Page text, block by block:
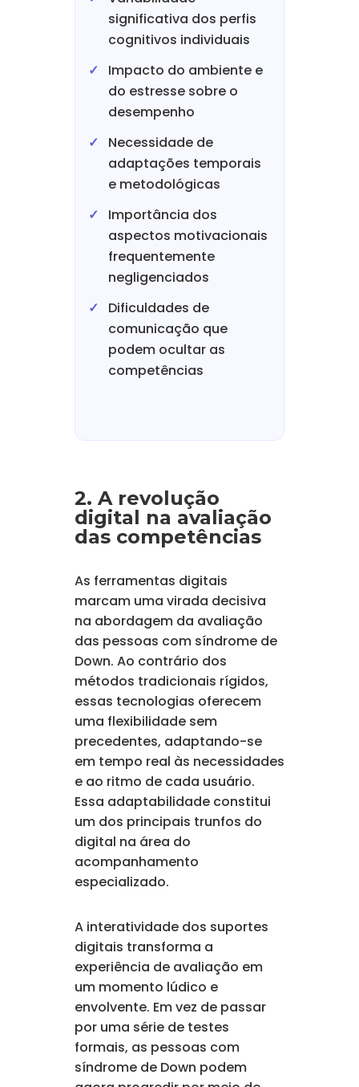
significativa dos perfis
cognitivos individuais
Impacto do ambiente e
do estresse sobre o
desempenho
Necessidade de
adaptações temporais
e metodológicas
Importância dos
aspectos motivacionais
frequentemente
negligenciados
Dificuldades de
comunicação que
podem ocultar as
competências
2. A revolução
digital na avaliação
das competências
As ferramentas digitais
marcam uma virada decisiva
na abordagem da avaliação
das pessoas com síndrome de
Down. Ao contrário dos
métodos tradicionais rígidos,
essas tecnologias oferecem
uma flexibilidade sem
precedentes, adaptando-se
em tempo real às necessidades
e ao ritmo de cada usuário.
Essa adaptabilidade constitui
um dos principais trunfos do
digital na área do
acompanhamento
especializado.
A interatividade dos suportes
digitais transforma a
experiência de avaliação em
um momento lúdico e
envolvente. Em vez de passar
por uma série de testes
formais, as pessoas com
síndrome de Down podem